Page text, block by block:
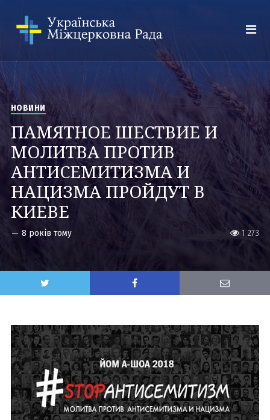
1 273
НОВИНИ
ПАМЯТНОЕ ШЕСТВИЕ И
МОЛИТВА ПРОТИВ
АНТИСЕМИТИЗМА И
НАЦИЗМА ПРОЙДУТ В
КИЕВЕ
— 8 років тому